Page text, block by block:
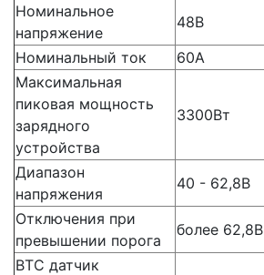
Номинальное
напряжение
48В
Номинальный ток
60А
Максимальная
пиковая мощность
зарядного
устройства
3300Вт
Диапазон
напряжения
40 - 62,8В
Отключения при
превышении порога
более 62,8В
BTC датчик